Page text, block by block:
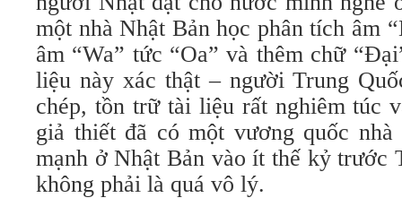
một nhà Nhật Bản học phân tích âm
âm “Wa” tức “Oa” và thêm chữ
liệu này xác thật – người Trung
chép, tồn trữ tài liệu rất nghiêm túc
giả thiết đã có một vương quốc
mạnh ở Nhật Bản vào ít thế kỷ trước
không phải là quá vô lý.